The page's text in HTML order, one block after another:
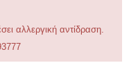
αλλεργική αντίδραση.